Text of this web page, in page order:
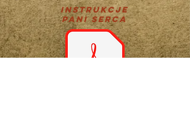
instrukcje
PANI SERCA